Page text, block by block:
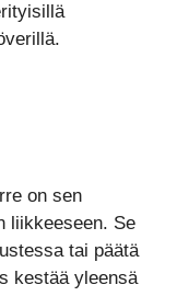
on sen
liikkeeseen. Se
tai päätä
kestää yleensä